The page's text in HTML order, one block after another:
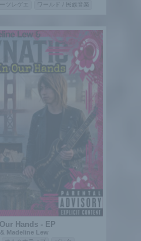
ツレゲエ ワールド / 民族音楽
Hands - EP
Madeline Lew